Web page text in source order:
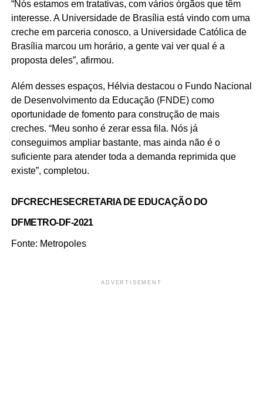
“Nós estamos em tratativas, com vários órgãos que têm
interesse. A Universidade de Brasília está vindo com uma
creche em parceria conosco, a Universidade Católica de
Brasília marcou um horário, a gente vai ver qual é a
proposta deles”, afirmou.
Além desses espaços, Hélvia destacou o Fundo Nacional
de Desenvolvimento da Educação (FNDE) como
oportunidade de fomento para construção de mais
creches. “Meu sonho é zerar essa fila. Nós já
conseguimos ampliar bastante, mas ainda não é o
suficiente para atender toda a demanda reprimida que
existe”, completou.
DFCRECHESECRETARIA DE EDUCAÇÃO DO
DFMETRO-DF-2021
Fonte: Metropoles
ADVERTISEMENT